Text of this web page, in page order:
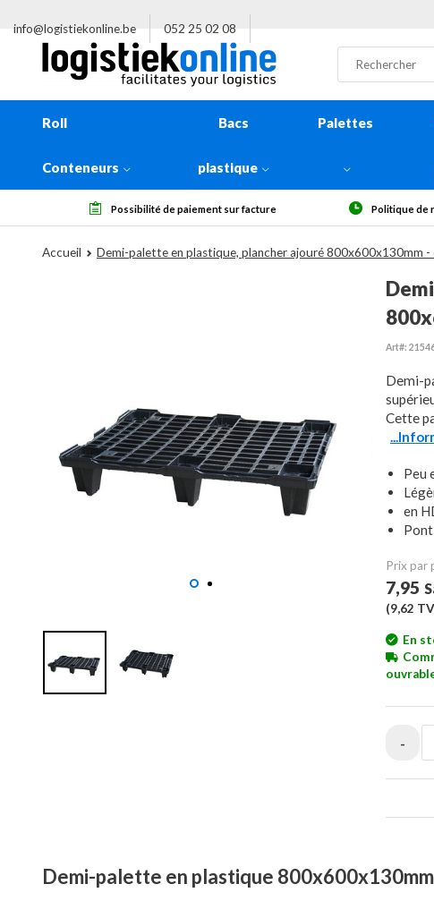
info@logistiekonline.be 052 25 02 08
Roll
Conteneurs
Bacs
plastique
Palettes
de paiement sur facture Politique de retour de 14 jours, à
Accueil Demi-palette en plastique, plancher ajouré 800x600x130mm -
Art#:
Demi-
Cette
Peu
en
Prix ​​par
7,95
(9,62
En
-
Demi-palette en plastique